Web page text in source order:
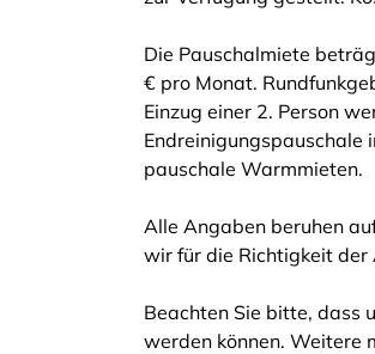
Die Pauschalmiete
€ pro Monat.
Einzug einer 2. Person
Endreinigungspauschale
pauschale Warmmieten.
Alle Angaben beruhen
wir für die Richtigkeit der
Beachten Sie bitte, dass
werden können. Weitere